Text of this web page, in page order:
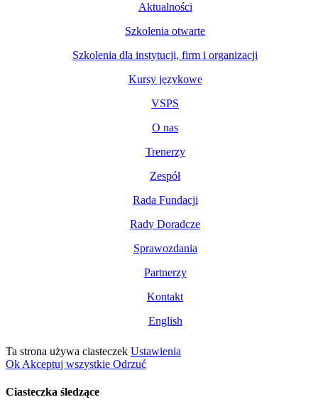
Aktualności
Szkolenia otwarte
Szkolenia dla instytucji, firm i organizacji
Kursy językowe
VSPS
O nas
Trenerzy
Zespół
Rada Fundacji
Rady Doradcze
Sprawozdania
Partnerzy
Kontakt
English
Ta strona używa ciasteczek Ustawienia
Ok Akceptuj wszystkie Odrzuć
Ciasteczka śledzące